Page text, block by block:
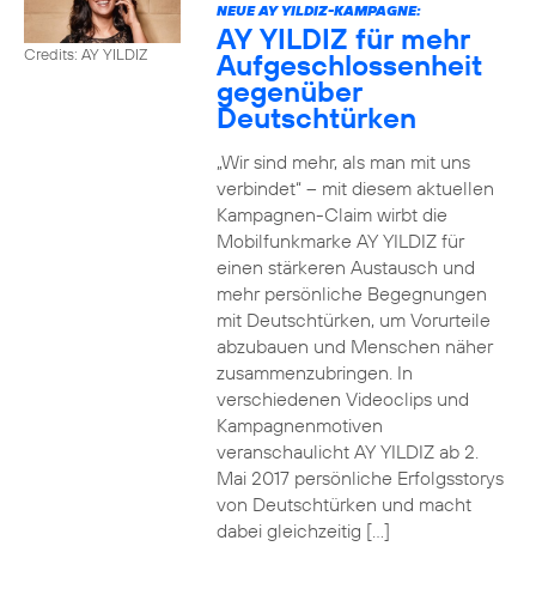
Credits: AY YILDIZ
NEUE AY YILDIZ-KAMPAGNE:
AY YILDIZ für mehr
Aufgeschlossenheit
gegenüber
Deutschtürken
„Wir sind mehr, als man mit uns
verbindet“ – mit diesem aktuellen
Kampagnen-Claim wirbt die
Mobilfunkmarke AY YILDIZ für
einen stärkeren Austausch und
mehr persönliche Begegnungen
mit Deutschtürken, um Vorurteile
abzubauen und Menschen näher
zusammenzubringen. In
verschiedenen Videoclips und
Kampagnenmotiven
veranschaulicht AY YILDIZ ab 2.
Mai 2017 persönliche Erfolgsstorys
von Deutschtürken und macht
dabei gleichzeitig […]